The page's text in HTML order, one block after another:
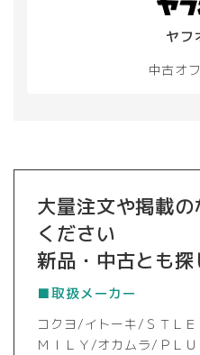
ヤフ
中古オ
大量注文や掲載
ください
新品・中古とも探
■取扱メーカー
コクヨ/イトーキ/ＳＴＬ
ＭＩＬＹ/オカムラ/ＰＬ